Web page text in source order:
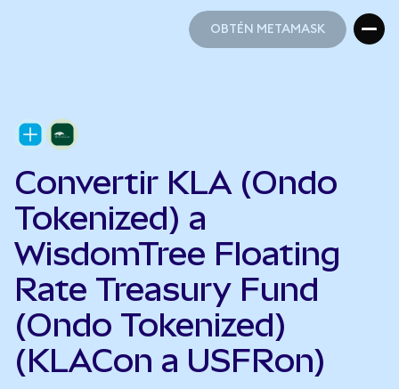
OBTÉN METAMASK
Convertir KLA (Ondo
Tokenized) a
WisdomTree Floating
Rate Treasury Fund
(Ondo Tokenized)
(KLACon a USFRon)